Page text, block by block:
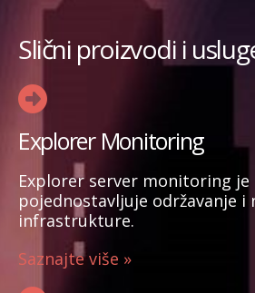
Slični proizvodi i
Explorer Monitoring
Explorer server monitoring je
pojednostavljuje održavanje i
infrastrukture.
Saznajte više »